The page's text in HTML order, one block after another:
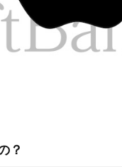
？